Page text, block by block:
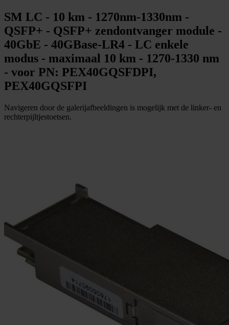
SM LC - 10 km - 1270nm-1330nm -
QSFP+ - QSFP+ zendontvanger module -
40GbE - 40GBase-LR4 - LC enkele
modus - maximaal 10 km - 1270-1330 nm
- voor PN: PEX40GQSFDPI,
PEX40GQSFPI
Navigeren door de galerijafbeeldingen is mogelijk met de linker- en
rechterpijltjestoetsen.